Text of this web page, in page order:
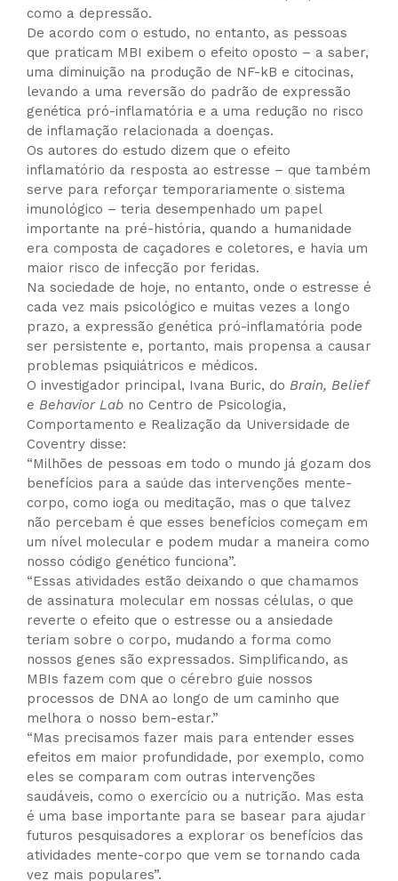
como a depressão.
De acordo com o estudo, no entanto, as pessoas
que praticam MBI exibem o efeito oposto – a saber,
uma diminuição na produção de NF-kB e citocinas,
levando a uma reversão do padrão de expressão
genética pró-inflamatória e a uma redução no risco
de inflamação relacionada a doenças.
Os autores do estudo dizem que o efeito
inflamatório da resposta ao estresse – que também
serve para reforçar temporariamente o sistema
imunológico – teria desempenhado um papel
importante na pré-história, quando a humanidade
era composta de caçadores e coletores, e havia um
maior risco de infecção por feridas.
Na sociedade de hoje, no entanto, onde o estresse é
cada vez mais psicológico e muitas vezes a longo
prazo, a expressão genética pró-inflamatória pode
ser persistente e, portanto, mais propensa a causar
problemas psiquiátricos e médicos.
O investigador principal, Ivana Buric, do Brain, Belief
e Behavior Labno Centro de Psicologia,
Comportamento e Realização da Universidade de
Coventry disse:
“Milhões de pessoas em todo o mundo já gozam dos
benefícios para a saúde das intervenções mente-
corpo, como ioga ou meditação, mas o que talvez
não percebam é que esses benefícios começam em
um nível molecular e podem mudar a maneira como
nosso código genético funciona”.
“Essas atividades estão deixando o que chamamos
de assinatura molecular em nossas células, o que
reverte o efeito que o estresse ou a ansiedade
teriam sobre o corpo, mudando a forma como
nossos genes são expressados. Simplificando, as
MBIs fazem com que o cérebro guie nossos
processos de DNA ao longo de um caminho que
melhora o nosso bem-estar.”
“Mas precisamos fazer mais para entender esses
efeitos em maior profundidade, por exemplo, como
eles se comparam com outras intervenções
saudáveis, como o exercício ou a nutrição. Mas esta
é uma base importante para se basear para ajudar
futuros pesquisadores a explorar os benefícios das
atividades mente-corpo que vem se tornando cada
vez mais populares”.